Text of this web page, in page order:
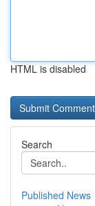
HTML is disabled
Search
Published News